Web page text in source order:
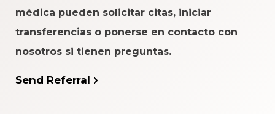
médica pueden solicitar citas, iniciar
transferencias o ponerse en contacto con
nosotros si tienen preguntas.
Send Referral